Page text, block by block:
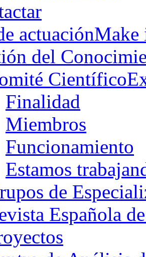
actuación
del
Científico
Finalidad
Miembros
Funcionamiento
Estamos
de
Española